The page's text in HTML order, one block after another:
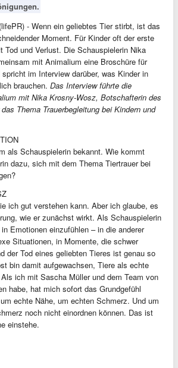
- Wenn ein geliebtes Tier stirbt, ist das
Moment. Für Kinder oft der erste
Tod und Verlust. Die Schauspielerin Nika
mit Animalium eine Broschüre für
im Interview darüber, was Kinder in
brauchen. Das Interview führte die
mit Nika Krosny-Wosz, Botschafterin des
Thema Trauerbegleitung bei Kindern und
als Schauspielerin bekannt. Wie kommt
dazu, sich mit dem Thema Tiertrauer bei
ich gut verstehen kann. Aber ich glaube, es
wie er zunächst wirkt. Als Schauspielerin
Emotionen einzufühlen – in die anderer
Situationen, in Momente, die schwer
der Tod eines geliebten Tieres ist genau so
bin damit aufgewachsen, Tiere als echte
ich mit Sascha Müller und dem Team von
habe, hat mich sofort das Grundgefühl
echte Nähe, um echten Schmerz. Und um
noch nicht einordnen können. Das ist
einstehe.